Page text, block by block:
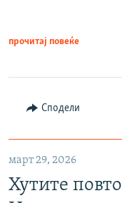
прочитај повеќе
Сподели
март 29, 2026
Хутите